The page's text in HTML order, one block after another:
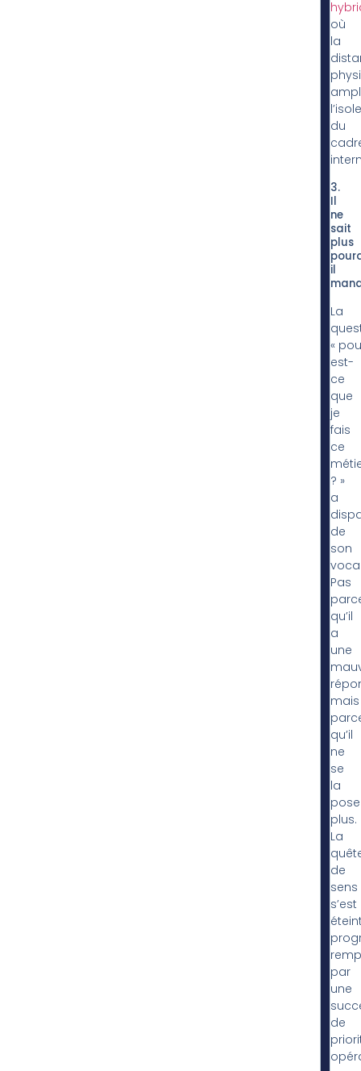
où
la
du
3.
Il
ne
sait
plus
il
La
«
est-
ce
que
je
fais
ce
? »
a
de
son
Pas
qu’il
a
une
mais
qu’il
ne
se
la
pose
plus.
La
de
sens
s’est
par
une
de